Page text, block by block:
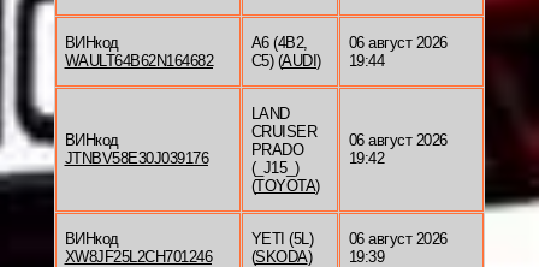
ВИНкод
WAULT64B62N164682
A6 (4B2,
C5) (AUDI )
06 август 2026
19:44
ВИНкод
JTNBV58E30J039176
LAND
CRUISER
PRADO
(_J15_)
(TOYOTA)
06 август 2026
19:42
ВИНкод
XW8JF25L2CH701246
YETI (5L)
(SKODA)
06 август 2026
19:39